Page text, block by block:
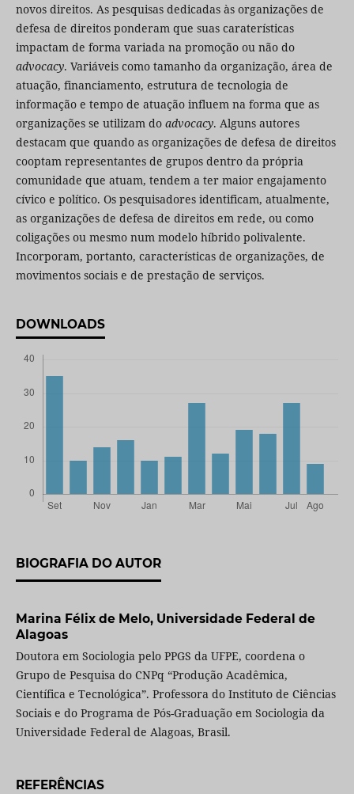
novos direitos. As pesquisas dedicadas às organizações de
defesa de direitos ponderam que suas caraterísticas
impactam de forma variada na promoção ou não do
advocacy. Variáveis como tamanho da organização, área de
atuação, financiamento, estrutura de tecnologia de
informação e tempo de atuação influem na forma que as
organizações se utilizam do advocacy. Alguns autores
destacam que quando as organizações de defesa de direitos
cooptam representantes de grupos dentro da própria
comunidade que atuam, tendem a ter maior engajamento
cívico e político. Os pesquisadores identificam, atualmente,
as organizações de defesa de direitos em rede, ou como
coligações ou mesmo num modelo híbrido polivalente.
Incorporam, portanto, características de organizações, de
movimentos sociais e de prestação de serviços.
DOWNLOADS
BIOGRAFIA DO AUTOR
Marina Félix de Melo, Universidade Federal de
Alagoas
Doutora em Sociologia pelo PPGS da UFPE, coordena o
Grupo de Pesquisa do CNPq “Produção Acadêmica,
Científica e Tecnológica”. Professora do Instituto de Ciências
Sociais e do Programa de Pós-Graduação em Sociologia da
Universidade Federal de Alagoas, Brasil.
REFERÊNCIAS